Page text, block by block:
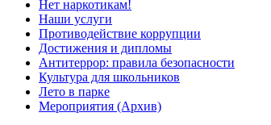
Нет наркотикам!
Наши услуги
Противодействие коррупции
Достижения и дипломы
Антитеррор: правила безопасности
Культура для школьников
Лето в парке
Мероприятия (Архив)